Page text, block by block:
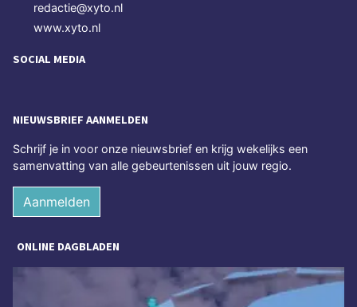
redactie@xyto.nl
www.xyto.nl
SOCIAL MEDIA
NIEUWSBRIEF AANMELDEN
Schrijf je in voor onze nieuwsbrief en krijg wekelijks een
samenvatting van alle gebeurtenissen uit jouw regio.
Aanmelden
ONLINE DAGBLADEN